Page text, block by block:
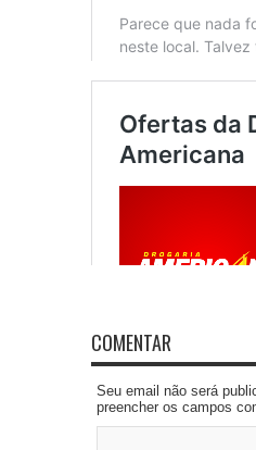
COMENTAR
Seu email não será
preencher os campos